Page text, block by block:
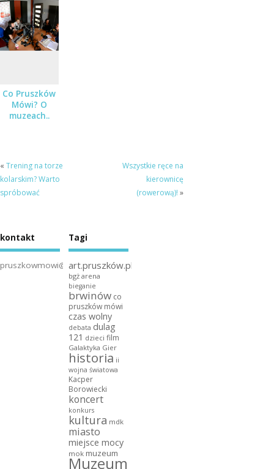
Co Pruszków
Mówi? O
muzeach..
« Trening na torze
kolarskim? Warto
spróbować
Wszystkie ręce na
kierownicę
(rowerową)! »
kontakt
pruszkowmowi@gmail.com
Tagi
art.pruszków.pl
bgż arena
bieganie
brwinów co
pruszków mówi
czas wolny
debata dulag
121 dzieci film
Galaktyka Gier
historia ii
wojna światowa
Kacper
Borowiecki
koncert
konkurs
kultura mdk
miasto
miejsce mocy
mok muzeum
Muzeum